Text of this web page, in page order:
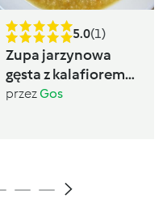
5.0(1)
Zupa jarzynowa
gęsta z kalafiorem
(post Dąbrowskiej)
przezGos